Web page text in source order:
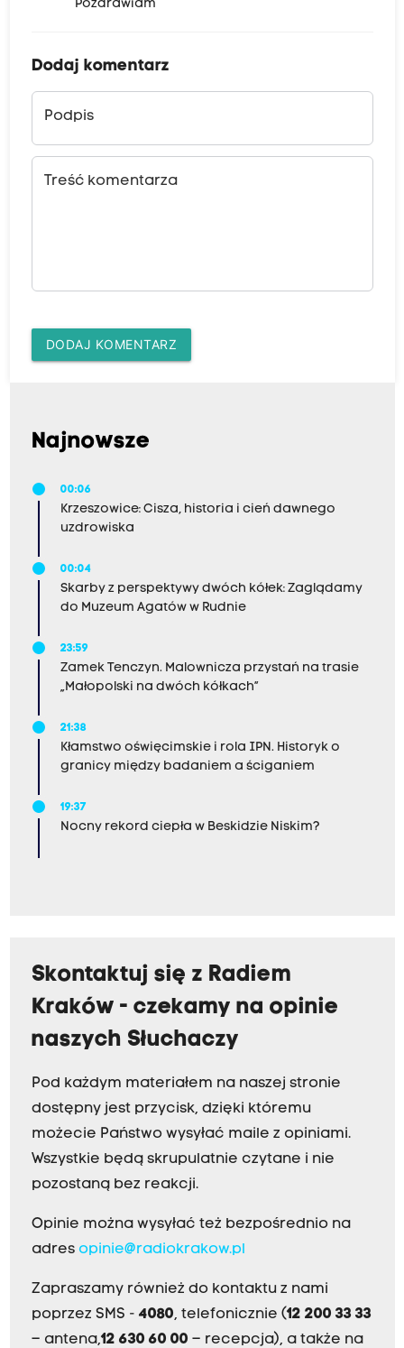
Pozdrawiam
Dodaj komentarz
Podpis
Treść komentarza
DODAJ KOMENTARZ
Najnowsze
00:06
Krzeszowice: Cisza, historia i cień dawnego
uzdrowiska
00:04
Skarby z perspektywy dwóch kółek: Zaglądamy
do Muzeum Agatów w Rudnie
23:59
Zamek Tenczyn. Malownicza przystań na trasie
„Małopolski na dwóch kółkach”
21:38
Kłamstwo oświęcimskie i rola IPN. Historyk o
granicy między badaniem a ściganiem
19:37
Nocny rekord ciepła w Beskidzie Niskim?
Skontaktuj się z Radiem
Kraków - czekamy na opinie
naszych Słuchaczy
Pod każdym materiałem na naszej stronie
dostępny jest przycisk, dzięki któremu
możecie Państwo wysyłać maile z opiniami.
Wszystkie będą skrupulatnie czytane i nie
pozostaną bez reakcji.
Opinie można wysyłać też bezpośrednio na
adres opinie@radiokrakow.pl
Zapraszamy również do kontaktu z nami
poprzez SMS - 4080, telefonicznie (12 200 33 33
– antena,12 630 60 00 – recepcja), a także na